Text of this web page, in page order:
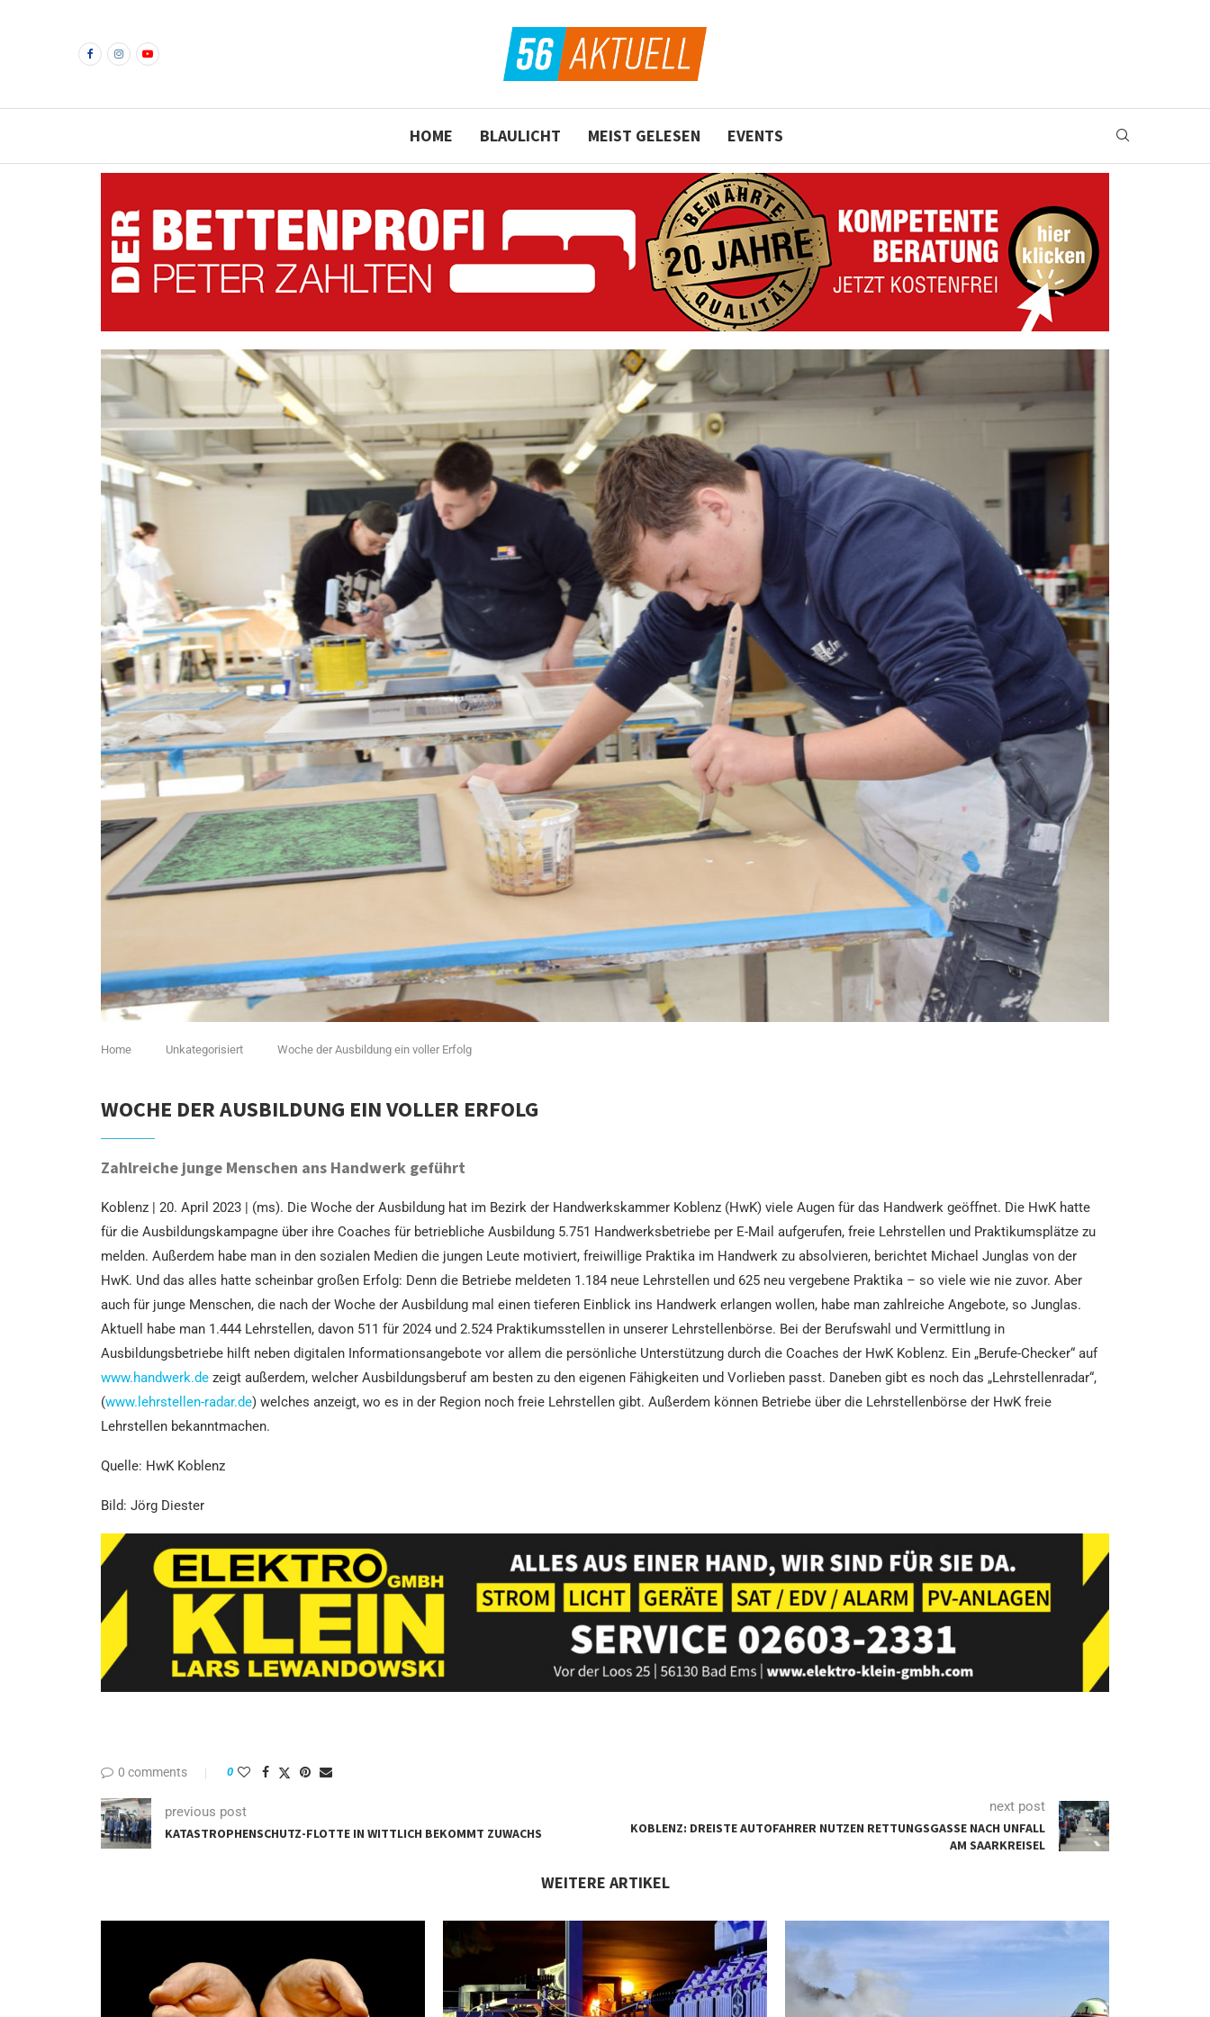
HOME BLAULICHT MEIST GELESEN EVENTS
Home Unkategorisiert Woche der Ausbildung ein voller Erfolg
WOCHE DER AUSBILDUNG EIN VOLLER ERFOLG
Zahlreiche junge Menschen ans Handwerk geführt
Koblenz | 20. April 2023 | (ms). Die Woche der Ausbildung hat im Bezirk der Handwerkskammer Koblenz (HwK) viele Augen für das Handwerk geöffnet. Die HwK hatte
für die Ausbildungskampagne über ihre Coaches für betriebliche Ausbildung 5.751 Handwerksbetriebe per E-Mail aufgerufen, freie Lehrstellen und Praktikumsplätze zu
melden. Außerdem habe man in den sozialen Medien die jungen Leute motiviert, freiwillige Praktika im Handwerk zu absolvieren, berichtet Michael Junglas von der
HwK. Und das alles hatte scheinbar großen Erfolg: Denn die Betriebe meldeten 1.184 neue Lehrstellen und 625 neu vergebene Praktika – so viele wie nie zuvor. Aber
auch für junge Menschen, die nach der Woche der Ausbildung mal einen tieferen Einblick ins Handwerk erlangen wollen, habe man zahlreiche Angebote, so Junglas.
Aktuell habe man 1.444 Lehrstellen, davon 511 für 2024 und 2.524 Praktikumsstellen in unserer Lehrstellenbörse. Bei der Berufswahl und Vermittlung in
Ausbildungsbetriebe hilft neben digitalen Informationsangebote vor allem die persönliche Unterstützung durch die Coaches der HwK Koblenz. Ein „Berufe-Checker“ auf
www.handwerk.de zeigt außerdem, welcher Ausbildungsberuf am besten zu den eigenen Fähigkeiten und Vorlieben passt. Daneben gibt es noch das „Lehrstellenradar“,
(www.lehrstellen-radar.de) welches anzeigt, wo es in der Region noch freie Lehrstellen gibt. Außerdem können Betriebe über die Lehrstellenbörse der HwK freie
Lehrstellen bekanntmachen.
Quelle: HwK Koblenz
Bild: Jörg Diester
0 comments 0
previous post
KATASTROPHENSCHUTZ-FLOTTE IN WITTLICH BEKOMMT ZUWACHS
next post
KOBLENZ: DREISTE AUTOFAHRER NUTZEN RETTUNGSGASSE NACH UNFALL
AM SAARKREISEL
WEITERE ARTIKEL